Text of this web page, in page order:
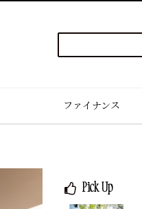
ワ
を
入
ワ
ファイナンス
Pick Up